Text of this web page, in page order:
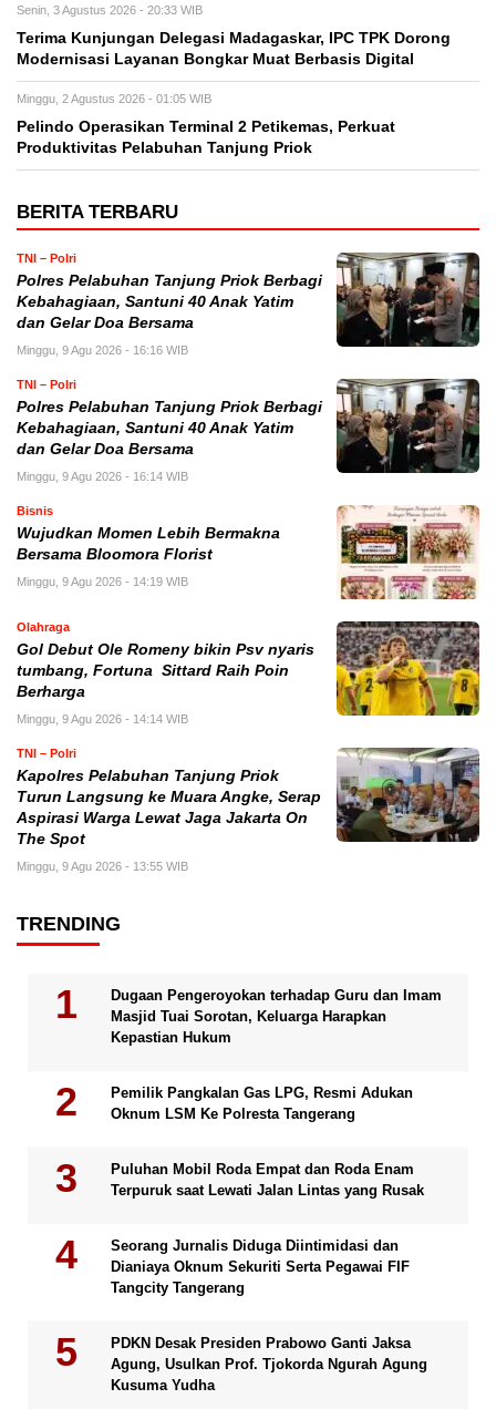
Senin, 3 Agustus 2026 - 20:33 WIB
Terima Kunjungan Delegasi Madagaskar, IPC TPK Dorong
Modernisasi Layanan Bongkar Muat Berbasis Digital
Minggu, 2 Agustus 2026 - 01:05 WIB
Pelindo Operasikan Terminal 2 Petikemas, Perkuat
Produktivitas Pelabuhan Tanjung Priok
BERITA TERBARU
TNI – Polri
Polres Pelabuhan Tanjung Priok Berbagi
Kebahagiaan, Santuni 40 Anak Yatim
dan Gelar Doa Bersama
Minggu, 9 Agu 2026 - 16:16 WIB
TNI – Polri
Polres Pelabuhan Tanjung Priok Berbagi
Kebahagiaan, Santuni 40 Anak Yatim
dan Gelar Doa Bersama
Minggu, 9 Agu 2026 - 16:14 WIB
Bisnis
Wujudkan Momen Lebih Bermakna
Bersama Bloomora Florist
Minggu, 9 Agu 2026 - 14:19 WIB
Olahraga
Gol Debut Ole Romeny bikin Psv nyaris
tumbang, Fortuna Sittard Raih Poin
Berharga
Minggu, 9 Agu 2026 - 14:14 WIB
TNI – Polri
Kapolres Pelabuhan Tanjung Priok
Turun Langsung ke Muara Angke, Serap
Aspirasi Warga Lewat Jaga Jakarta On
The Spot
Minggu, 9 Agu 2026 - 13:55 WIB
TRENDING
Dugaan Pengeroyokan terhadap Guru dan Imam
Masjid Tuai Sorotan, Keluarga Harapkan
Kepastian Hukum
Pemilik Pangkalan Gas LPG, Resmi Adukan
Oknum LSM Ke Polresta Tangerang
Puluhan Mobil Roda Empat dan Roda Enam
Terpuruk saat Lewati Jalan Lintas yang Rusak
Seorang Jurnalis Diduga Diintimidasi dan
Dianiaya Oknum Sekuriti Serta Pegawai FIF
Tangcity Tangerang
PDKN Desak Presiden Prabowo Ganti Jaksa
Agung, Usulkan Prof. Tjokorda Ngurah Agung
Kusuma Yudha